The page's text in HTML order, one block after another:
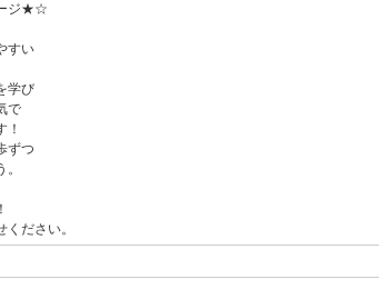
ジ★☆
すい
学び
で
！
ずつ
ださい。